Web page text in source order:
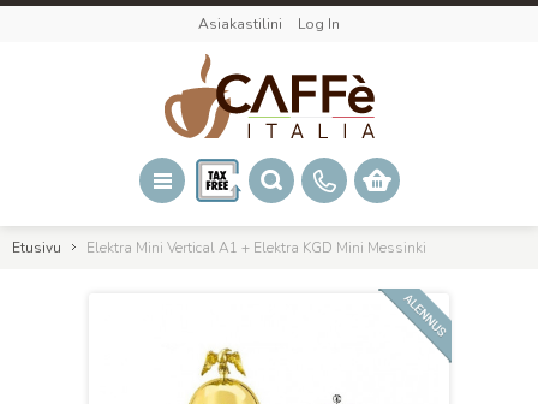
Asiakastilini Log In
Etusivu Elektra Mini Vertical A1 + Elektra KGD Mini Messinki